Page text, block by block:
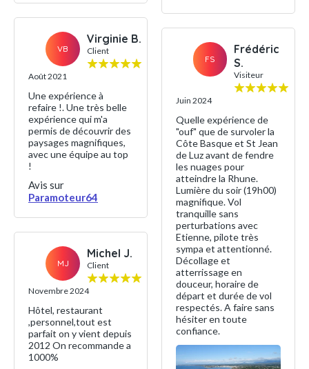
VB
Virginie B.
Client
Août 2021
Une expérience à
refaire !. Une très belle
expérience qui m'a
permis de découvrir des
paysages magnifiques,
avec une équipe au top
!
Avis sur
Paramoteur64
MJ
Michel J.
Client
Novembre 2024
Hôtel, restaurant
,personnel,tout est
parfait on y vient depuis
2012 On recommande a
1000%
FS
Frédéric
S.
Visiteur
Juin 2024
Quelle expérience de
"ouf" que de survoler la
Côte Basque et St Jean
de Luz avant de fendre
les nuages pour
atteindre la Rhune.
Lumière du soir (19h00)
magnifique. Vol
tranquille sans
perturbations avec
Etienne, pilote très
sympa et attentionné.
Décollage et
atterrissage en
douceur, horaire de
départ et durée de vol
respectés. A faire sans
hésiter en toute
confiance.